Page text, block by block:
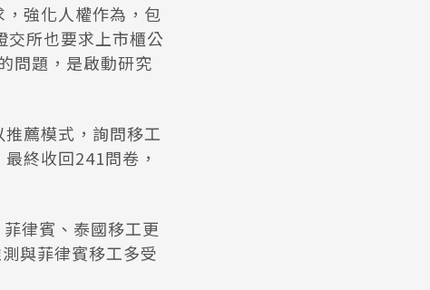
強化人權作為，包
交所也要求上市櫃公
問題，是啟動研究
薦模式，詢問移工
終收回241問卷，
律賓、泰國移工更
與菲律賓移工多受